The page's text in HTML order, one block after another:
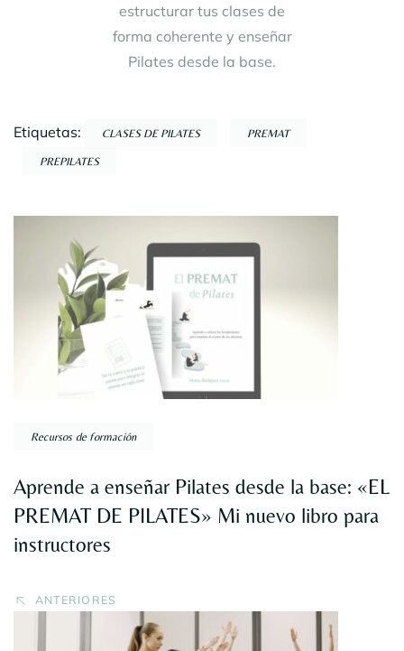
estructurar tus clases de
forma coherente y enseñar
Pilates desde la base.
Etiquetas: CLASES DE PILATES PREMAT
PREPILATES
Navegación
entradas
Recursos de formación
Aprende a enseñar Pilates desde la base: «EL
PREMAT DE PILATES» Mi nuevo libro para
instructores
ANTERIORES